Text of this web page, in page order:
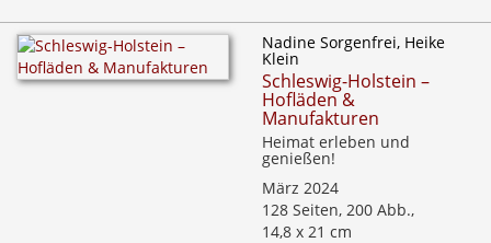
Nadine Sorgenfrei, Heike
Klein
Schleswig-Holstein –
Hofläden &
Manufakturen
Heimat erleben und
genießen!
März 2024
128 Seiten, 200 Abb.,
14,8 x 21 cm